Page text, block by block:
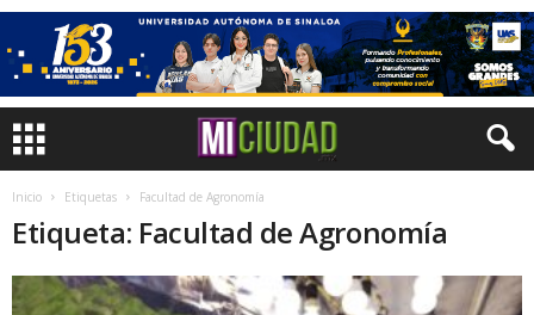
Inicio Etiquetas Facultad de Agronomía
Etiqueta: Facultad de Agronomía